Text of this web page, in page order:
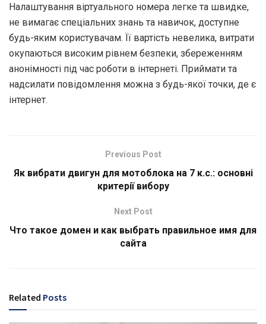
Налаштування віртуального номера легке та швидке,
не вимагає спеціальних знань та навичок, доступне
будь-яким користувачам. Її вартість невелика, витрати
окупаються високим рівнем безпеки, збереженням
анонімності під час роботи в інтернеті. Приймати та
надсилати повідомлення можна з будь-якої точки, де є
інтернет.
Previous Post
Як вибрати двигун для мотоблока на 7 к.с.: основні
критерії вибору
Next Post
Что такое домен и как выбрать правильное имя для
сайта
Related Posts